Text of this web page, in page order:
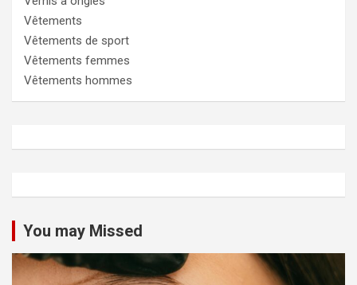
Vêtements
Vêtements de sport
Vêtements femmes
Vêtements hommes
You may Missed